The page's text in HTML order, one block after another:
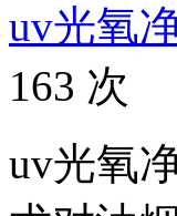
uv光氧
163 次
uv光氧